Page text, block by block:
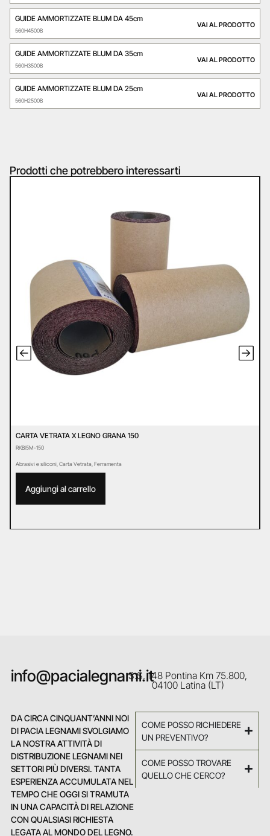
GUIDE AMMORTIZZATE BLUM DA 45cm
560H4500B
VAI AL PRODOTTO
GUIDE AMMORTIZZATE BLUM DA 35cm
560H3500B
VAI AL PRODOTTO
GUIDE AMMORTIZZATE BLUM DA 25cm
560H2500B
VAI AL PRODOTTO
Prodotti che potrebbero interessarti
CARTA VETRATA X LEGNO GRANA 150
RKBI5M-150
Abrasivi e siliconi Carta Vetrata Ferramenta
Aggiungi al carrello
info@pacialegnami.itS.S. 148 Pontina Km 75.800,
04100 Latina (LT)
DA CIRCA CINQUANT’ANNI NOI
DI PACIA LEGNAMI SVOLGIAMO
LA NOSTRA ATTIVITÀ DI
DISTRIBUZIONE LEGNAMI NEI
SETTORI PIÙ DIVERSI. TANTA
ESPERIENZA ACCUMULATA NEL
TEMPO CHE OGGI SI TRAMUTA
IN UNA CAPACITÀ DI RELAZIONE
CON QUALSIASI RICHIESTA
LEGATA AL MONDO DEL LEGNO.
COME POSSO RICHIEDERE
UN PREVENTIVO?
COME POSSO TROVARE
QUELLO CHE CERCO?